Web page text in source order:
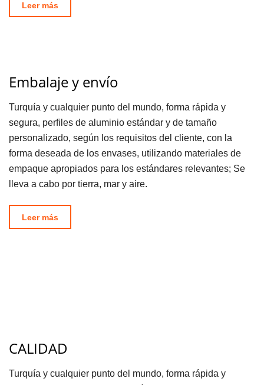
Leer más
Embalaje y envío
Turquía y cualquier punto del mundo, forma rápida y
segura, perfiles de aluminio estándar y de tamaño
personalizado, según los requisitos del cliente, con la
forma deseada de los envases, utilizando materiales de
empaque apropiados para los estándares relevantes; Se
lleva a cabo por tierra, mar y aire.
Leer más
CALIDAD
Turquía y cualquier punto del mundo, forma rápida y